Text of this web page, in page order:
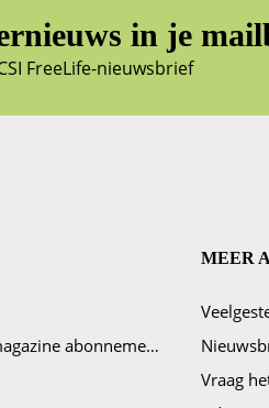
in je
FreeLife-nieuwsbrief
Hoe kan ik mijn ACSI FreeLife magazine abonnement opzeggen?
MEER
Vraag